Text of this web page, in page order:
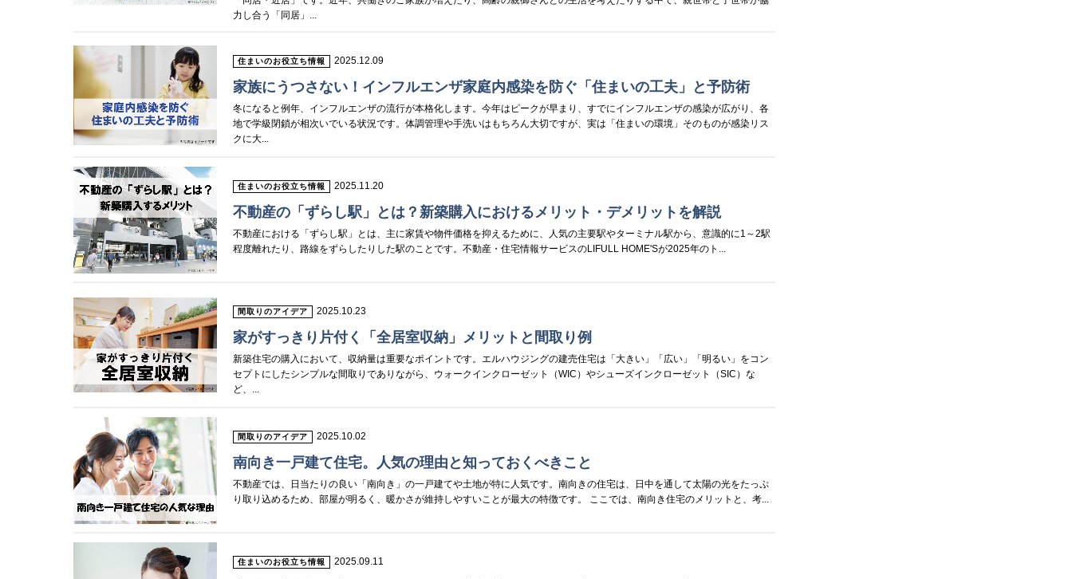
力し合う「同居」...
住まいのお役立ち情報 2025.12.09
家族にうつさない！インフルエンザ家庭内感染を防ぐ「住まいの工夫」と予防術
冬になると例年、インフルエンザの流行が本格化します。今年はピークが早まり、すでにインフルエンザの感染が広がり、各
地で学級閉鎖が相次いでいる状況です。体調管理や手洗いはもちろん大切ですが、実は「住まいの環境」そのものが感染リス
クに大...
住まいのお役立ち情報 2025.11.20
不動産の「ずらし駅」とは？新築購入におけるメリット・デメリットを解説
不動産における「ずらし駅」とは、主に家賃や物件価格を抑えるために、人気の主要駅やターミナル駅から、意識的に1～2駅
程度離れたり、路線をずらしたりした駅のことです。不動産・住宅情報サービスのLIFULL HOME'Sが2025年のト...
間取りのアイデア 2025.10.23
家がすっきり片付く「全居室収納」メリットと間取り例
新築住宅の購入において、収納量は重要なポイントです。エルハウジングの建売住宅は「大きい」「広い」「明るい」をコン
セプトにしたシンプルな間取りでありながら、ウォークインクローゼット（WIC）やシューズインクローゼット（SIC）な
ど、...
間取りのアイデア 2025.10.02
南向き一戸建て住宅。人気の理由と知っておくべきこと
不動産では、日当たりの良い「南向き」の一戸建てや土地が特に人気です。南向きの住宅は、日中を通して太陽の光をたっぷ
り取り込めるため、部屋が明るく、暖かさが維持しやすいことが最大の特徴です。 ここでは、南向き住宅のメリットと、考...
住まいのお役立ち情報 2025.09.11